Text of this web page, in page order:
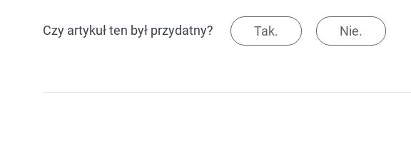
Czy artykuł ten był przydatny? Tak. Nie.